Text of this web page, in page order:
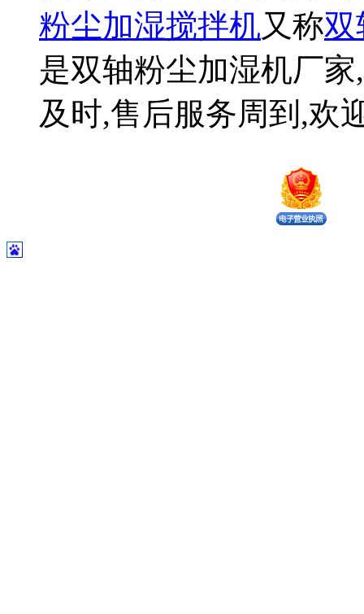
粉尘加湿搅拌机又称双
是双轴粉尘加湿机厂
及时,售后服务周到,欢